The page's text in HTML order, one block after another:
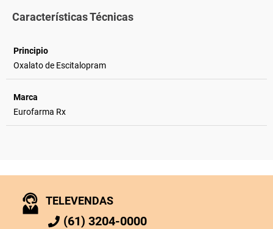
Características Técnicas
Principio
Oxalato de Escitalopram
Marca
Eurofarma Rx
TELEVENDAS
(61) 3204-0000